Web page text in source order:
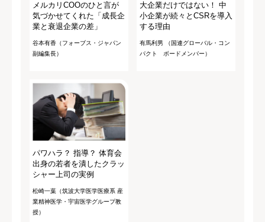
メルカリCOOのひと言が
気づかせてくれた「成長企
業と衰退企業の差」
谷本有香（フォーブス・ジャパン
副編集長）
大企業だけではない！ 中
小企業が続々とCSRを導入
する理由
有馬利男 （国連グローバル・コン
パクト ボードメンバー）
パワハラ？ 指導？ 体育会
出身の若者を潰したクラッ
シャー上司の実例
松崎一葉（筑波大学医学医療系 産
業精神医学・宇宙医学グループ教
授）